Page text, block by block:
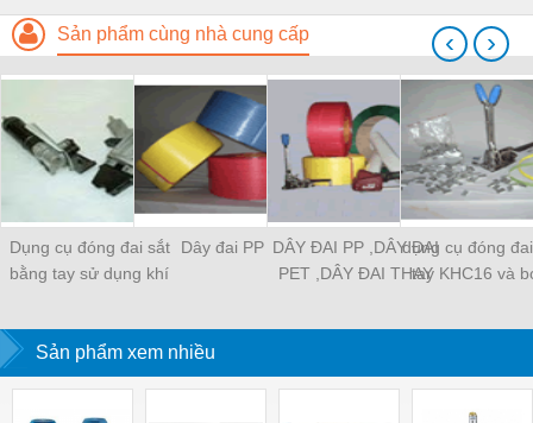
Sản phẩm cùng nhà cung cấp
Dụng cụ đóng đai sắt
bằng tay sử dụng khí
Dây đai PP DÂY ĐAI PP ,DÂY ĐAI
PET ,DÂY ĐAI THAY
HẠT NHỰA
dụng cụ đóng
tay KHC16 và
‹ ›
Sản phẩm xem nhiều